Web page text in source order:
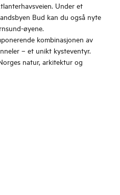
Under et
Bud kan du også nyte
øyene.
kombinasjonen av
– et unikt kysteventyr.
natur, arkitektur og